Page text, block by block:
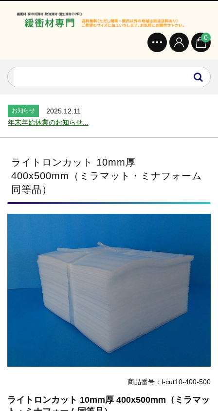
0
オンラインショップを開設いたしました。...
お知らせ
2026.7.24
お知らせ
2025.12.11
年末年始休業のお知らせ...
お知らせ
2024.2.27
全国へ確実・迅速に納品...
お知らせ
2024.2.27
オンラインショップを開設いたしました。...
お知らせ
2026.7.24
2026年 夏季休業のお知らせ...
2025.8.4
夏季休業のお知らせ...
2024.2.27
全国へ確実・迅速に納品...
2024.2.27
オンラインショップを開設いたしました。...
ライトロンカット 10mm厚
400x500mm（ミラマット・ミナフォーム
同等品）
商品番号：l-cut10-400-500
ライトロンカット 10mm厚 400x500mm（ミラマッ